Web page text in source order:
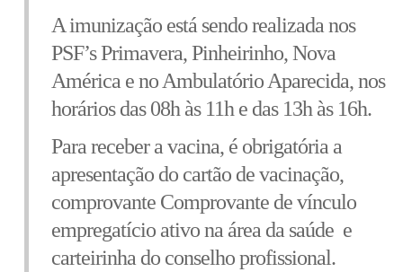
A imunização está sendo realizada nos
PSF’s Primavera, Pinheirinho, Nova
América e no Ambulatório Aparecida, nos
horários das 08h às 11h e das 13h às 16h.
Para receber a vacina, é obrigatória a
apresentação do cartão de vacinação,
comprovante Comprovante de vínculo
empregatício ativo na área da saúde e
carteirinha do conselho profissional.